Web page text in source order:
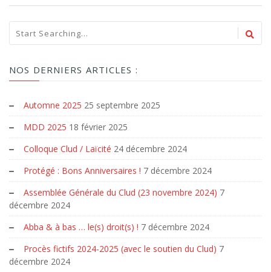
NOS DERNIERS ARTICLES :
Automne 2025 25 septembre 2025
MDD 2025 18 février 2025
Colloque Clud / Laïcité 24 décembre 2024
Protégé : Bons Anniversaires ! 7 décembre 2024
Assemblée Générale du Clud (23 novembre 2024) 7
décembre 2024
Abba & à bas … le(s) droit(s) ! 7 décembre 2024
Procès fictifs 2024-2025 (avec le soutien du Clud) 7
décembre 2024